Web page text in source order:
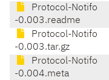
Protocol-Notifo
-0.003.readme
Protocol-Notifo
-0.003.tar.gz
Protocol-Notifo
-0.004.meta